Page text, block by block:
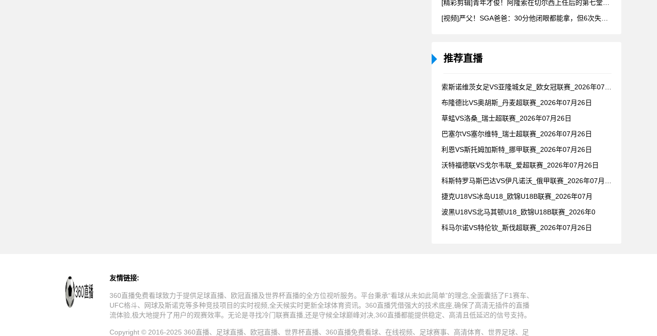
推荐直播
布隆德比VS奥胡斯_丹麦超联赛_2026年07月26日
草蜢VS洛桑_瑞士超联赛_2026年07月26日
巴塞尔VS塞尔维特_瑞士超联赛_2026年07月26日
利恩VS斯托姆加斯特_挪甲联赛_2026年07月26日
沃特福德联VS戈尔韦联_爱超联赛_2026年07月26日
捷克U18VS冰岛U18_欧锦U18B联赛_2026年07月
波黑U18VS北马其顿U18_欧锦U18B联赛_2026年0
科马尔诺VS特伦钦_斯伐超联赛_2026年07月26日
友情链接:
360直播免费看球致力于提供足球直播、欧冠直播及世界杯直播的全方位视听服务。平台秉承“看球从未如此简单”的理念,全面囊括了F1赛车、
UFC格斗、网球及斯诺克等多种竞技项目的实时视频,全天候实时更新全球体育资讯。360直播凭借强大的技术底座,确保了高清无插件的直播
流体验,极大地提升了用户的观赛效率。无论是寻找冷门联赛直播,还是守候全球巅峰对决,360直播都能提供稳定、高清且低延迟的信号支持。
Copyright © 2016-2025 360直播、足球直播、欧冠直播、世界杯直播、360直播免费看球、在线视频、足球赛事、高清体育、世界足球、足